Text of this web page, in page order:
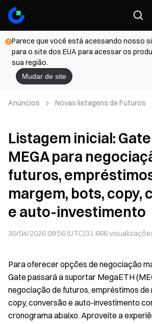
Parece que você está acessando nosso
para o site dos EUA para acessar os
sua região.
Mudar de site
Anúncios Novas listagens de Futuros
Listagem inicial:
MEGA para
futuros,
margem, bots, copy,
e auto-investimento
30/04/2026 09:56 (UTC)31.666
Para oferecer opções de negociação
Gate passará a suportar MegaETH
negociação de futuros, empréstimos de
copy, conversão e auto-investimento
cronograma abaixo. Aproveite a